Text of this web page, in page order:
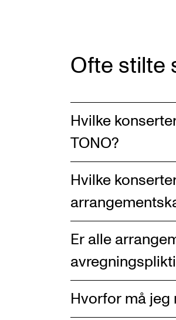
Ofte stilte
Hvilke
TONO?
Hvilke
Er alle
Hvorfor må jeg